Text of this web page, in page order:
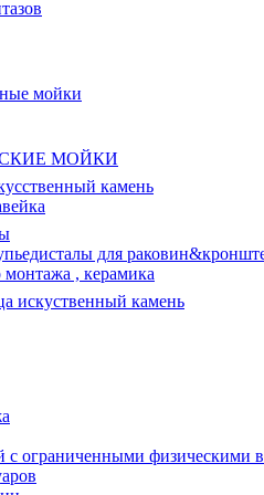
мойки
МОЙКИ
камень
для
монтажа , керамика
искуственный камень
с ограниченными физическими